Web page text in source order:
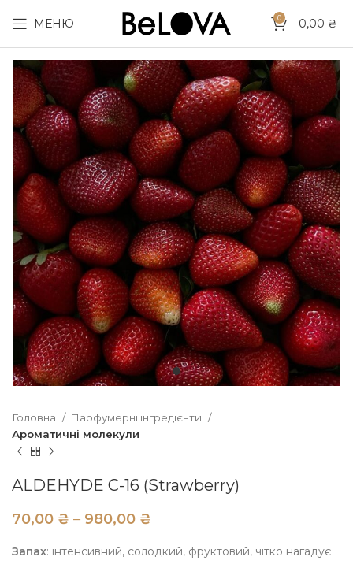
МЕНЮ 0 0,00 ₴
Головна
Парфумерні інгредієнти
Ароматичні молекули
ALDEHYDE C-16 (Strawberry)
₴ ₴
Запах: інтенсивний, солодкий, фруктовий, чітко нагадує